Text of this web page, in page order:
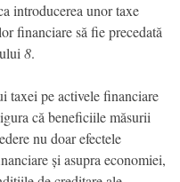
introducerea unor taxe
financiare să fie precedată
8.
taxei pe activele financiare
că beneficiile măsurii
nu doar efectele
și asupra economiei,